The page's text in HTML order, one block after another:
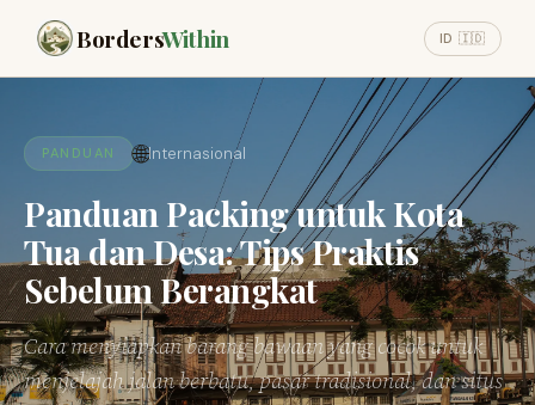
BordersWithin ID 🇮🇩
PANDUAN 🌐Internasional
Panduan Packing untuk Kota
Tua dan Desa: Tips Praktis
Sebelum Berangkat
Cara menyiapkan barang bawaan yang cocok untuk
menjelajah jalan berbatu, pasar tradisional, dan situs